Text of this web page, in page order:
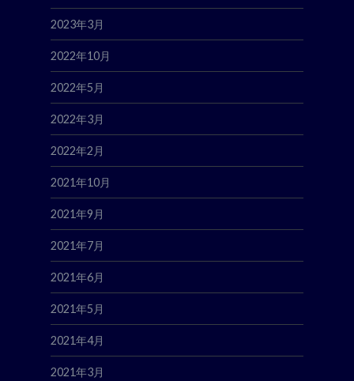
2023年3月
2022年10月
2022年5月
2022年3月
2022年2月
2021年10月
2021年9月
2021年7月
2021年6月
2021年5月
2021年4月
2021年3月